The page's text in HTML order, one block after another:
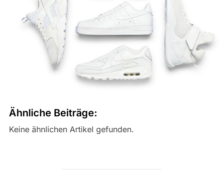
Ähnliche Beiträge:
Keine ähnlichen Artikel gefunden.